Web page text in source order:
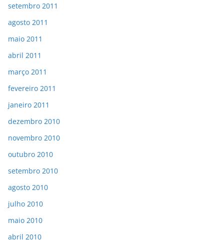
setembro 2011
agosto 2011
maio 2011
abril 2011
março 2011
fevereiro 2011
janeiro 2011
dezembro 2010
novembro 2010
outubro 2010
setembro 2010
agosto 2010
julho 2010
maio 2010
abril 2010